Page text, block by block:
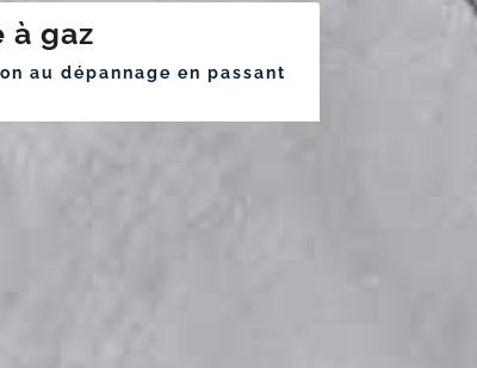
à gaz
au dépannage en passant